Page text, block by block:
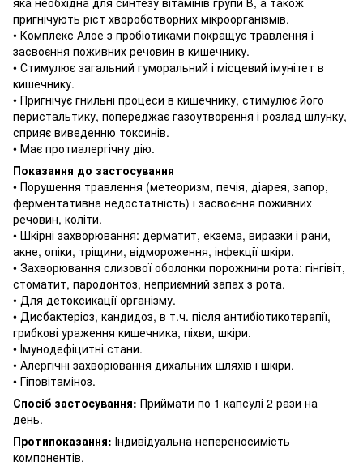
пригнічують ріст хвороботворних мікроорганізмів.
• Комплекс Алое з пробіотиками покращує травлення і
засвоєння поживних речовин в кишечнику.
• Стимулює загальний гуморальний і місцевий імунітет в
кишечнику.
• Пригнічує гнильні процеси в кишечнику, стимулює його
перистальтику, попереджає газоутворення і розлад шлунку,
сприяє виведенню токсинів.
• Має протиалергічну дію.
Показання до застосування
• Порушення травлення (метеоризм, печія, діарея, запор,
ферментативна недостатність) і засвоєння поживних
речовин, коліти.
• Шкірні захворювання: дерматит, екзема, виразки і рани,
акне, опіки, тріщини, відмороження, інфекції шкіри.
• Захворювання слизової оболонки порожнини рота: гінгівіт,
стоматит, пародонтоз, неприємний запах з рота.
• Для детоксикації організму.
• Дисбактеріоз, кандидоз, в т.ч. після антибіотикотерапії,
грибкові ураження кишечника, піхви, шкіри.
• Імунодефіцитні стани.
• Алергічні захворювання дихальних шляхів і шкіри.
• Гіповітаміноз.
Спосіб застосування: Приймати по 1 капсулі 2 рази на
день.
Протипоказання: Індивідуальна непереносимість
компонентів.